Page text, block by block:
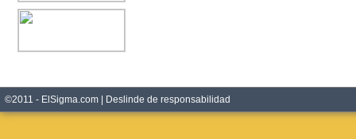
©2011 - ElSigma.com | Deslinde de responsabilidad